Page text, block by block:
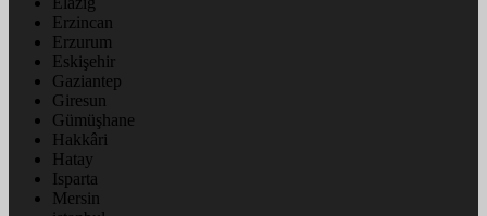
Erzincan
Erzurum
Eskişehir
Gaziantep
Giresun
Gümüşhane
Hakkâri
Hatay
Isparta
Mersin